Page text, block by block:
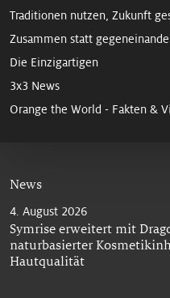
Traditionen nutzen, Zukunft
Zusammen statt
Die Einzigartigen
3x3 News
Orange the World - Fakten &
News
4. August 2026
Symrise erweitert mit
naturbasierter
Hautqualität